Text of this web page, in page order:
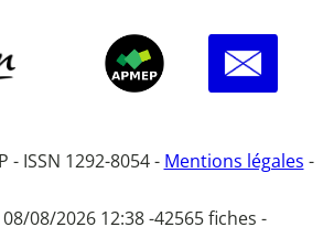
- ISSN 1292-8054 - Mentions légales -
08/2026 12:38 -42565 fiches -